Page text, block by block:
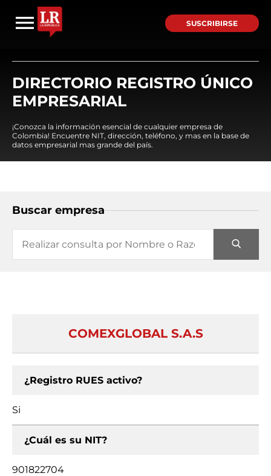
SUSCRIBIRSE
DIRECTORIO REGISTRO ÚNICO
EMPRESARIAL
¡Conozca la información esencial de cualquier empresa de
Colombia! Encuentre NIT, dirección, teléfono, y mas en la base de
datos empresarial mas grande del país.
Buscar empresa
COMEXGLOBAL S.A.S
¿Registro RUES activo?
Si
¿Cuál es su NIT?
901822704